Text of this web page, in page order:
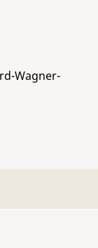
Wagner-